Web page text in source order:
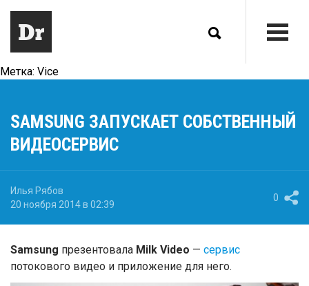
Метка: Vice
SAMSUNG ЗАПУСКАЕТ СОБСТВЕННЫЙ
ВИДЕОСЕРВИС
Илья Рябов
20 ноября 2014 в 02:39
0
Samsung презентовала Milk Video — сервис
потокового видео и приложение для него.